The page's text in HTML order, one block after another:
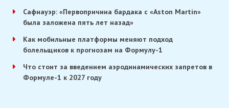
Сафнауэр: «Первопричина бардака с «Aston Martin»
была заложена пять лет назад»
Как мобильные платформы меняют подход
болельщиков к прогнозам на Формулу-1
Что стоит за введением аэродинамических запретов в
Формуле-1 к 2027 году